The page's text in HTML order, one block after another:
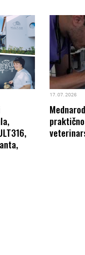
17. 07. 2026